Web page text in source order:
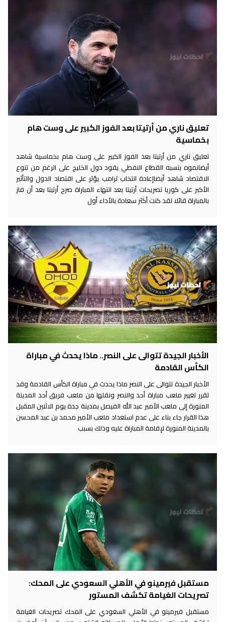
تعليق ناري من أرتيتا بعد الفوز الكبير على وست هام
بخماسية
تعليق ناري من أرتيتا بعد الفوز الكبير على وست هام بخماسية شاهد
أيضانموه بنسبه القطاع النفطي يقود دول الخليج على الرغم من تنوع
الاقتصاد شاهد أيضاإعادة انتخاب ترامب يؤثر على اقتصاد الدول والتأثير
الأكبر على كوريا تصريحات أرتيتا بعد انتهاء المباراة صرح أرتيتا بعد أن فاز
بالمباراة قائلا لقد كنت أكثر سعادة بالأداء أول
الأخبار الجيدة تتوالى على النصر.. ماذا يحدث في مباراة
الكأس القادمة
الأخبار الجيدة تتوالى على النصر ماذا يحدث في مباراة الكأس القادمة وقد
تقرر تغيير ملعب مباراة أحد والنصر ونقلها من ملعب فريق أحد المدينة
المنورة إلى ملعب الأمير عبد الله الفيصل بمدينة جدة يوم الاثنين المقبل
هذا القرار جاء بناء على عدم استعداد ملعب الأمير محمد بن عبد المحسن
بالمدينة المنورة لإقامة المباراة عليه وذلك بسبب
مستقبل فيرمينو في الأهلي السعودي على المحك:
تصريحات الغيامة تكشف المستور
مستقبل فيرمينو في الأهلي السعودي على المحك تصريحات الغيامة